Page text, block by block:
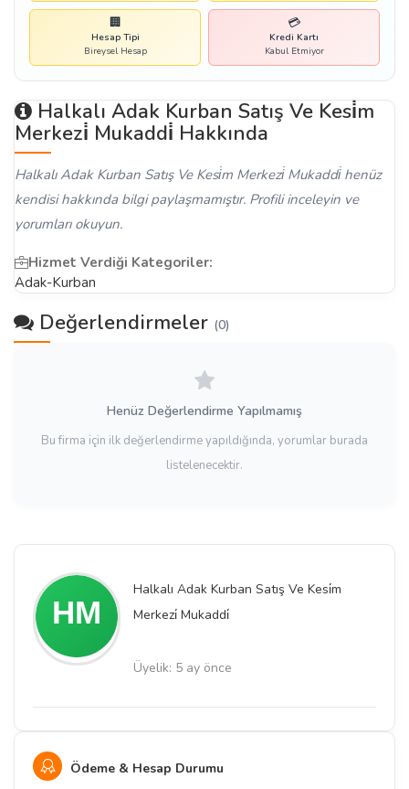
Halkalı Adak Kurban Satış Ve Kesi̇m
Merkezi̇ Mukaddi̇
Üyelik: 5 ay önce
Ödeme & Hesap Durumu
🏢
Hesap Tipi
Bireysel Hesap
💳
Kredi Kartı
Kabul Etmiyor
Halkalı Adak Kurban Satış Ve Kesi̇m
Merkezi̇ Mukaddi̇ Hakkında
Halkalı Adak Kurban Satış Ve Kesi̇m Merkezi̇ Mukaddi̇ henüz
kendisi hakkında bilgi paylaşmamıştır. Profili inceleyin ve
yorumları okuyun.
Hizmet Verdiği Kategoriler:
Adak-Kurban
Değerlendirmeler (0)
Henüz Değerlendirme Yapılmamış
Bu firma için ilk değerlendirme yapıldığında, yorumlar burada
listelenecektir.